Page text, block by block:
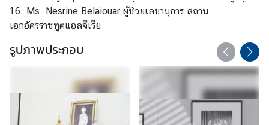
c
e
)
16. Ms. Nesrine Belaiouar ผู้ช่วยเลขานุการ สถาน
เอกอัครราชทูตแอลจีเรีย
รูปภาพประกอบ